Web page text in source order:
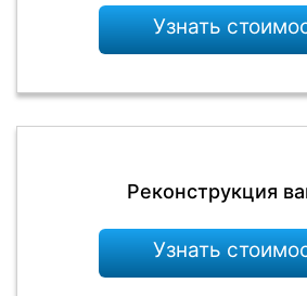
Узнать
Реконструкция
Узнать